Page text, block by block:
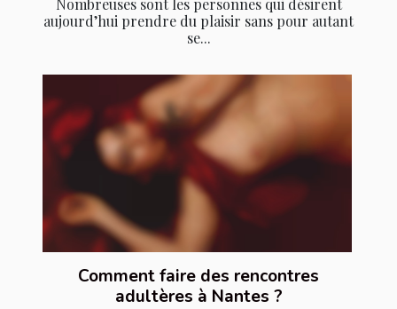
Nombreuses sont les personnes qui désirent
aujourd’hui prendre du plaisir sans pour autant
se...
Comment faire des rencontres
adultères à Nantes ?